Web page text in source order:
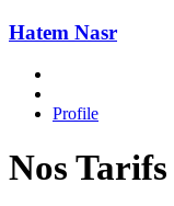
Hatem Nasr
Profile
Nos Tarifs